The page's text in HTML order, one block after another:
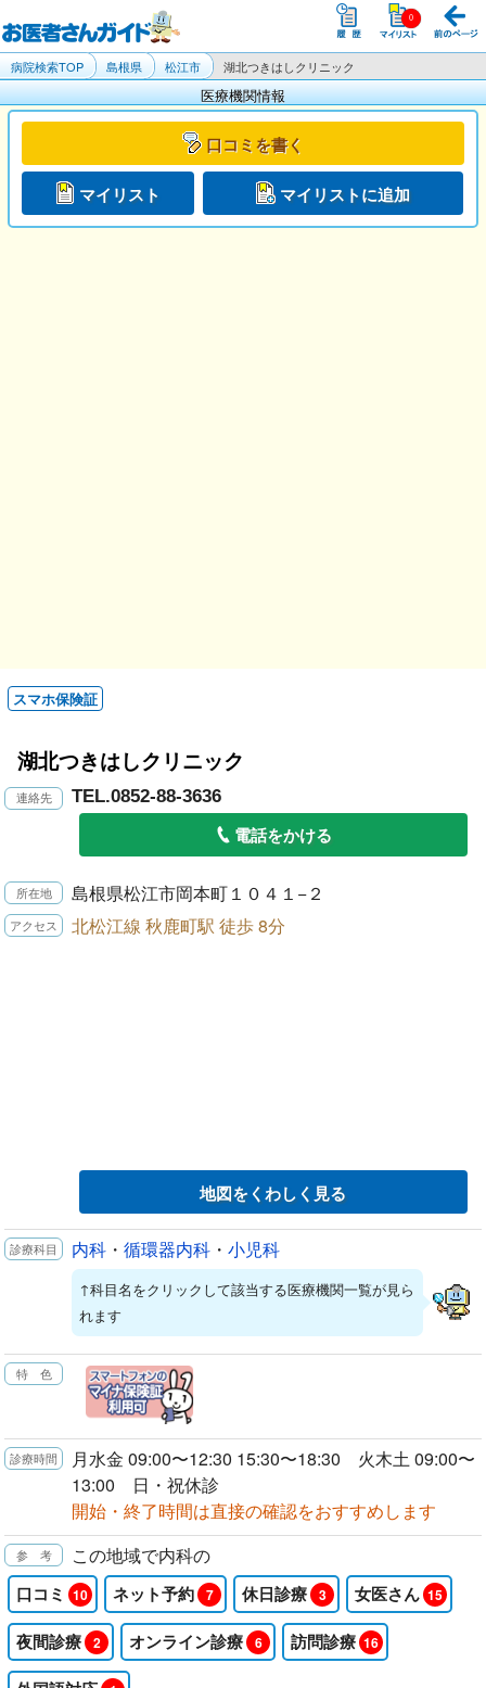
病院検索TOP 島根県 松江市 湖北つきはしクリニック
医療機関情報
口コミを書く
マイリスト マイリストに追加
スマホ保険証
湖北つきはしクリニック
TEL.0852-88-3636
電話をかける
島根県松江市岡本町１０４１−２
北松江線 秋鹿町駅 徒歩 8分
地図をくわしく見る
内科 ・ 循環器内科 ・ 小児科
↑科目名をクリックして該当する医療機関一覧が見ら
れます
月水金 09:00〜12:30 15:30〜18:30 火木土 09:00〜
13:00 日・祝休診
開始・終了時間は直接の確認をおすすめします
この地域で内科の
口コミ 10 ネット予約 7 休日診療 3 女医さん 15
夜間診療 2 オンライン診療 6 訪問診療 16